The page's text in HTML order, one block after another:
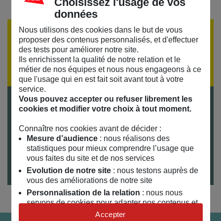
ÉVÈNEMENT TERMINÉ
Si vous souhaitez recevoir la programmation par
email,inscrivez-vous à notre lettre d'information
Tarifs
Gratuit sur inscription
Durée
1h30
Publics
Adultes
données
Nous utilisons des cookies dans le but de vous
proposer des contenus personnalisés, et d'effectuer
des tests pour améliorer notre site.
Ils enrichissent la qualité de notre relation et le
métier de nos équipes et nous nous engageons à ce
que l'usage qui en est fait soit avant tout à votre
service.
Vous pouvez accepter ou refuser librement les
cookies et modifier votre choix à tout moment.
Connaître nos cookies avant de décider :
Mesure d’audience: nous réalisons des
statistiques pour mieux comprendre l’usage que
vous faites du site et de nos services
Evolution de notre site: nous testons auprès de
vous des améliorations de notre site
Personnalisation de la relation : nous nous
servons de cookies pour adapter nos contenus et
personnaliser nos offresAccepter